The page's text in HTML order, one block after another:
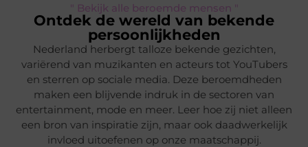
" Bekijk alle beroemde mensen "
Ontdek de wereld van bekende
persoonlijkheden
Nederland herbergt talloze bekende gezichten,
variërend van muzikanten en acteurs tot YouTubers
en sterren op sociale media. Deze beroemdheden
maken een blijvende indruk in de sectoren van
entertainment, mode en meer. Leer hoe zij niet alleen
een bron van inspiratie zijn, maar ook daadwerkelijk
invloed uitoefenen op onze maatschappij.